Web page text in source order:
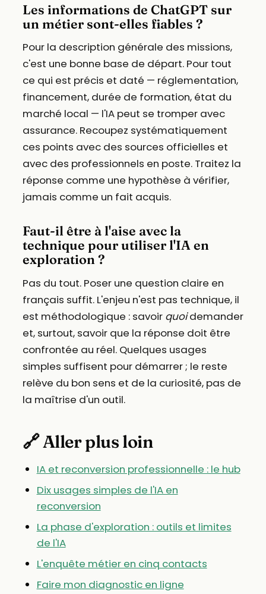
Les informations de ChatGPT sur
un métier sont-elles fiables ?
Pour la description générale des missions,
c'est une bonne base de départ. Pour tout
ce qui est précis et daté — réglementation,
financement, durée de formation, état du
marché local — l'IA peut se tromper avec
assurance. Recoupez systématiquement
ces points avec des sources officielles et
avec des professionnels en poste. Traitez la
réponse comme une hypothèse à vérifier,
jamais comme un fait acquis.
Faut-il être à l'aise avec la
technique pour utiliser l'IA en
exploration ?
Pas du tout. Poser une question claire en
français suffit. L'enjeu n'est pas technique, il
est méthodologique : savoir quoidemander
et, surtout, savoir que la réponse doit être
confrontée au réel. Quelques usages
simples suffisent pour démarrer ; le reste
relève du bon sens et de la curiosité, pas de
la maîtrise d'un outil.
🔗 Aller plus loin
IA et reconversion professionnelle : le hub
Dix usages simples de l'IA en
reconversion
La phase d'exploration : outils et limites
de l'IA
L'enquête métier en cinq contacts
Faire mon diagnostic en ligne